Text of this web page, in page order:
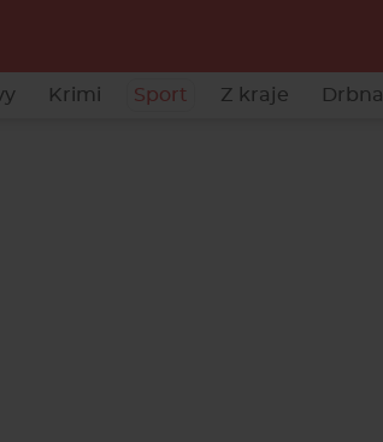
Krimi Sport Z kraje Drbna